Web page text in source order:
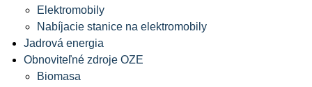
Elektromobily
Nabíjacie stanice na elektromobily
Jadrová energia
Obnoviteľné zdroje OZE
Biomasa